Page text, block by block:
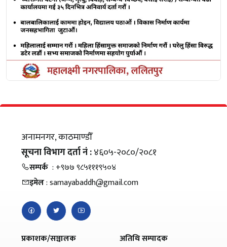
अनामनगर, काठमाण्डौँ
सूचना विभाग दर्ता नं :४६०५-२०८०/२०८१
सम्पर्क : +९७७ ९८५१११९५०४
इमेल: samayabaddh@gmail.com
प्रकाशक/सञ्चालक
अतिथि सम्पादक